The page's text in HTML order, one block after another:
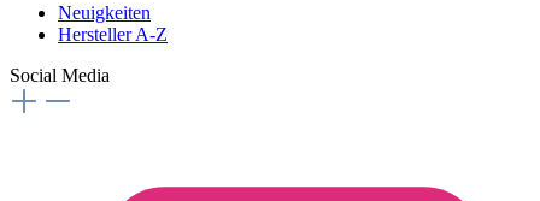
Neuigkeiten
Hersteller A-Z
Social Media